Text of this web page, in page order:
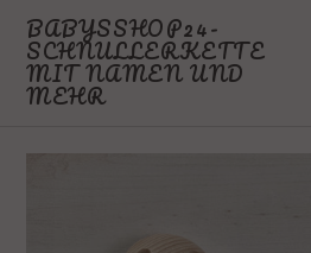
zum
Inhalt
BABYSSHOP24-
SCHNULLERKETTE
MIT NAMEN UND
MEHR